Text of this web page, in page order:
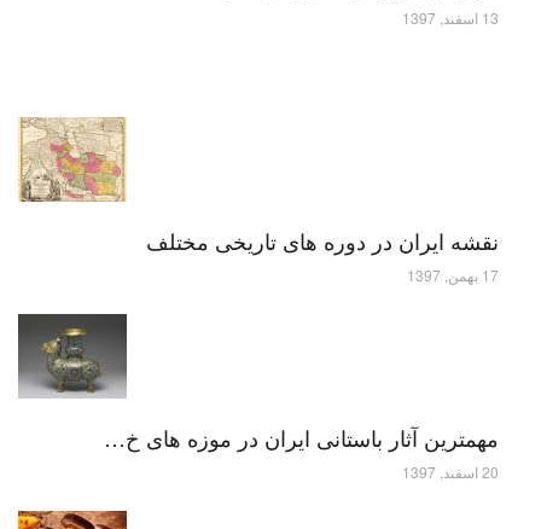
13 اسفند, 1397
نقشه ایران در دوره های تاریخی مختلف
17 بهمن, 1397
مهمترین آثار باستانی ایران در موزه های خ…
20 اسفند, 1397